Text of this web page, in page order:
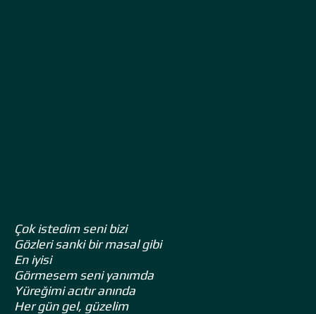
Çok istedim seni bizi
Gözleri sanki bir masal gibi
En iyisi
Görmesem seni yanımda
Yüreğimi acıtır anında
Her gün gel, güzelim